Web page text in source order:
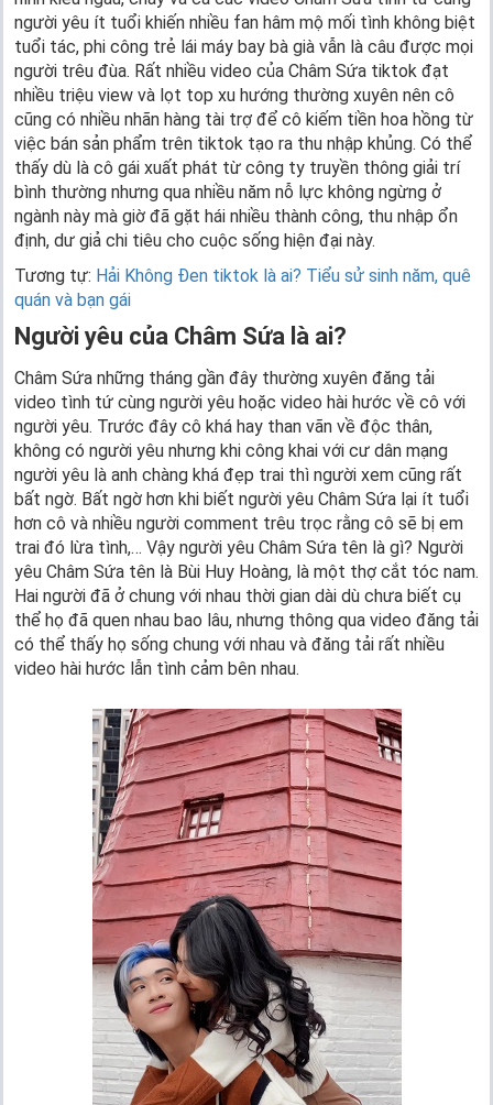
người yêu ít tuổi khiến nhiều fan hâm mộ mối tình không biệt
tuổi tác, phi công trẻ lái máy bay bà già vẫn là câu được mọi
người trêu đùa. Rất nhiều video của Châm Sứa tiktok đạt
nhiều triệu view và lọt top xu hướng thường xuyên nên cô
cũng có nhiều nhãn hàng tài trợ để cô kiếm tiền hoa hồng từ
việc bán sản phẩm trên tiktok tạo ra thu nhập khủng. Có thể
thấy dù là cô gái xuất phát từ công ty truyền thông giải trí
bình thường nhưng qua nhiều năm nỗ lực không ngừng ở
ngành này mà giờ đã gặt hái nhiều thành công, thu nhập ổn
định, dư giả chi tiêu cho cuộc sống hiện đại này.
Tương tự: Hải Không Đen tiktok là ai? Tiểu sử sinh năm, quê
quán và bạn gái
Người yêu của Châm Sứa là ai?
Châm Sứa những tháng gần đây thường xuyên đăng tải
video tình tứ cùng người yêu hoặc video hài hước về cô với
người yêu. Trước đây cô khá hay than vãn về độc thân,
không có người yêu nhưng khi công khai với cư dân mạng
người yêu là anh chàng khá đẹp trai thì người xem cũng rất
bất ngờ. Bất ngờ hơn khi biết người yêu Châm Sứa lại ít tuổi
hơn cô và nhiều người comment trêu trọc rằng cô sẽ bị em
trai đó lừa tình,… Vậy người yêu Châm Sứa tên là gì? Người
yêu Châm Sứa tên là Bùi Huy Hoàng, là một thợ cắt tóc nam.
Hai người đã ở chung với nhau thời gian dài dù chưa biết cụ
thể họ đã quen nhau bao lâu, nhưng thông qua video đăng tải
có thể thấy họ sống chung với nhau và đăng tải rất nhiều
video hài hước lẫn tình cảm bên nhau.